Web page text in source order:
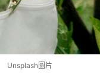
Unsplash圖片